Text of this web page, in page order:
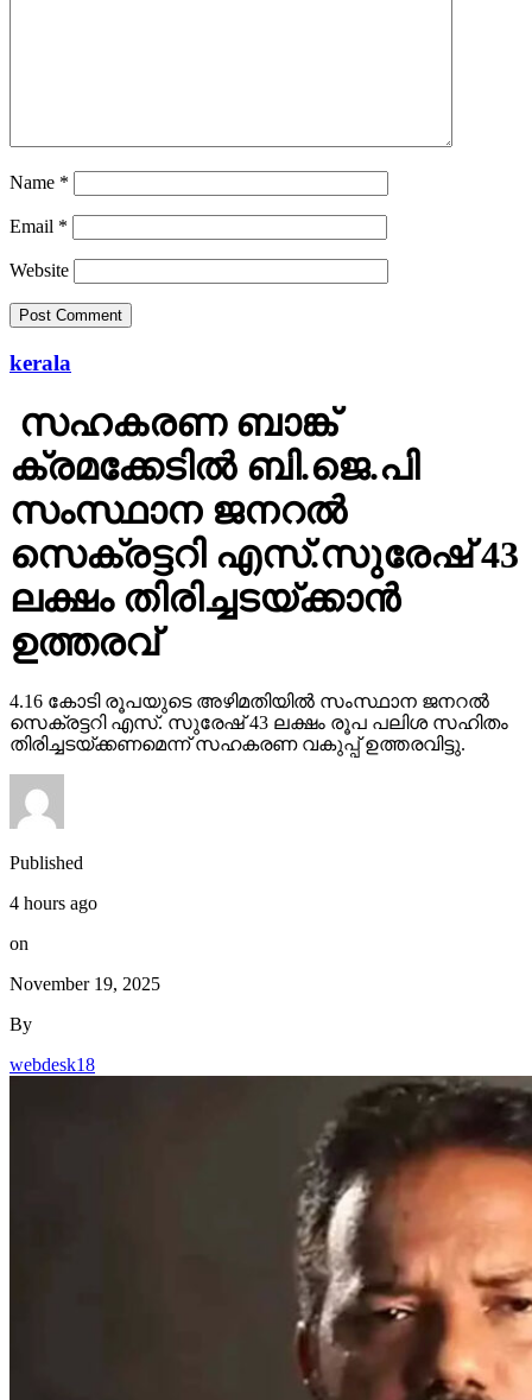
Name *
Email *
Website
kerala
സഹകരണ ബാങ്ക്
ക്രമക്കേടില്‍ ബി.ജെ.പി
സംസ്ഥാന ജനറല്‍
സെക്രട്ടറി എസ്.സുരേഷ് 43
ലക്ഷം തിരിച്ചടയ്ക്കാന്‍
ഉത്തരവ്
4.16 കോടി രൂപയുടെ അഴിമതിയില്‍ സംസ്ഥാന ജനറല്‍
സെക്രട്ടറി എസ്. സുരേഷ് 43 ലക്ഷം രൂപ പലിശ സഹിതം
തിരിച്ചടയ്ക്കണമെന്ന് സഹകരണ വകുപ്പ് ഉത്തരവിട്ടു.
Published
4 hours ago
on
November 19, 2025
By
webdesk18